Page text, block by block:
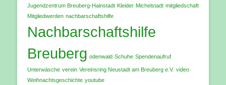
Jugendzentrum Breuberg-Hainstadt Kleider Michelstadt mitgliedschaft
Mitgliedwerden nachbarschaftshilfe
Nachbarschaftshilfe
Breuberg odenwald Schuhe Spendenaufruf
Unterwäsche verein Vereinsring Neustadt am Breuberg e.V. video
Weihnachtsgeschichte youtube